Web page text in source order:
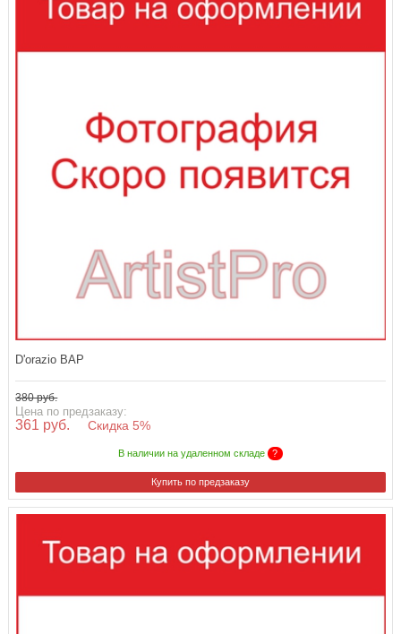
D'orazio BAP
380 руб.
Цена по предзаказу:
361 руб. Скидка 5%
В наличии на удаленном складе ?
Купить по предзаказу